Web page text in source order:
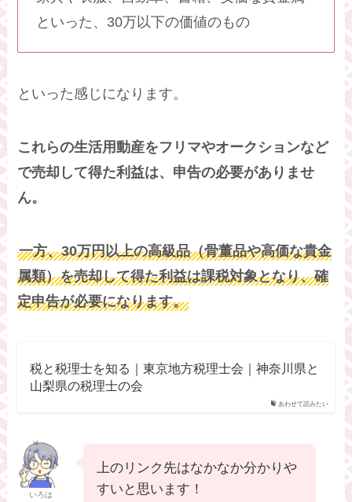
といった、30万以下の価値のもの
といった感じになります。
これらの生活用動産をフリマやオークションなど
で売却して得た利益は、申告の必要がありませ
ん。
一方、30万円以上の高級品（骨董品や高価な貴金
属類）を売却して得た利益は課税対象となり、確
定申告が必要になります。
あわせて読みたい
税と税理士を知る｜東京地方税理士会｜神奈川県と
山梨県の税理士の会
いろは
上のリンク先はなかなか分かりや
すいと思います！